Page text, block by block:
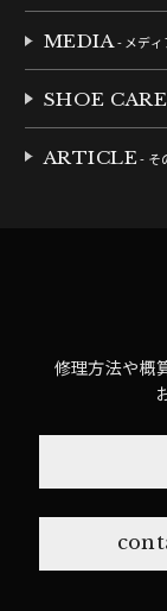
MEDIA- メディ
SHOE CARE
ARTICLE- そ
修理方法や概